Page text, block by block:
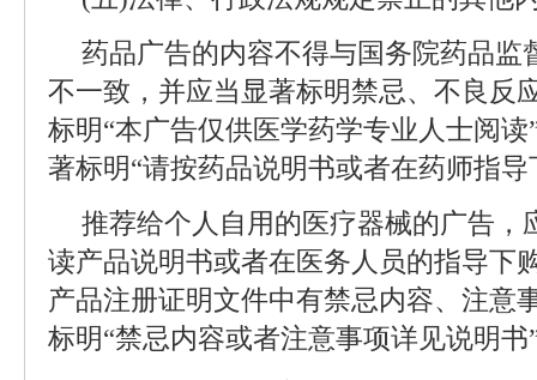
药品广告的内容不得与国务院药品监
不一致，并应当显著标明禁忌、不良反
标明“本广告仅供医学药学专业人士阅
著标明“请按药品说明书或者在药师指
推荐给个人自用的医疗器械的广告，
读产品说明书或者在医务人员的指导下
产品注册证明文件中有禁忌内容、注意
标明“禁忌内容或者注意事项详见说明书